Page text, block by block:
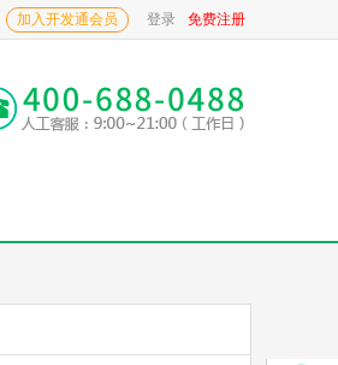
加入开发通会员 免费注册
登录